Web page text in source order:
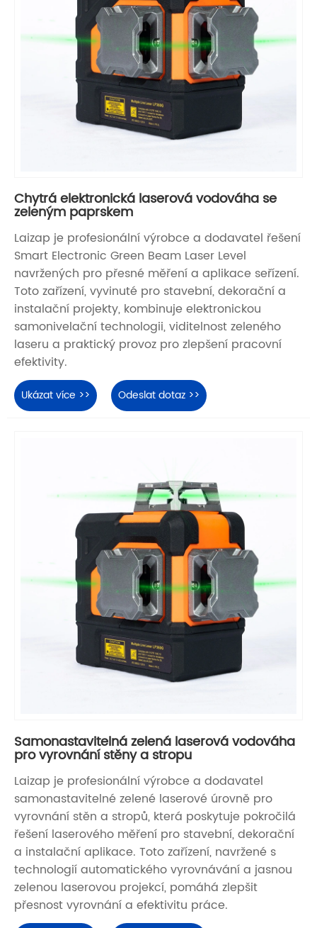
Chytrá elektronická laserová vodováha se
zeleným paprskem
Laizap je profesionální výrobce a dodavatel řešení
Smart Electronic Green Beam Laser Level
navržených pro přesné měření a aplikace seřízení.
Toto zařízení, vyvinuté pro stavební, dekorační a
instalační projekty, kombinuje elektronickou
samonivelační technologii, viditelnost zeleného
laseru a praktický provoz pro zlepšení pracovní
efektivity.
Ukázat více >> Odeslat dotaz >>
Samonastavitelná zelená laserová vodováha
pro vyrovnání stěny a stropu
Laizap je profesionální výrobce a dodavatel
samonastavitelné zelené laserové úrovně pro
vyrovnání stěn a stropů, která poskytuje pokročilá
řešení laserového měření pro stavební, dekorační
a instalační aplikace. Toto zařízení, navržené s
technologií automatického vyrovnávání a jasnou
zelenou laserovou projekcí, pomáhá zlepšit
přesnost vyrovnání a efektivitu práce.